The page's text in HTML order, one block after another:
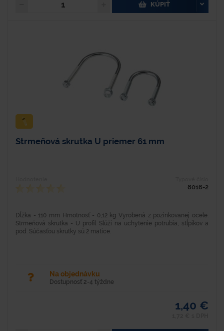
KÚPIŤ
Strmeňová skrutka U priemer 61 mm
8016-2
Dĺžka - 110 mm Hmotnosť - 0,12 kg Vyrobená z pozinkovanej ocele.
Strmeňová skrutka - U profil Slúži na uchytenie potrubia, stĺpikov a
pod. Súčasťou skrutky sú 2 matice.
Na objednávku
Dostupnosť 2-4 týždne
1,40 €